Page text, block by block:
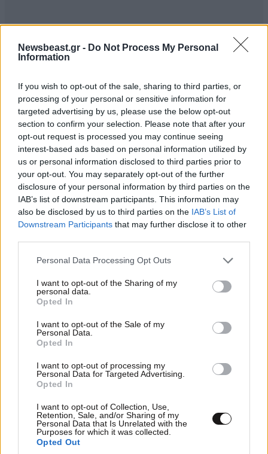
Newsbeast.gr - Do Not Process My Personal
Information
If you wish to opt-out of the sale, sharing to third parties, or
processing of your personal or sensitive information for
targeted advertising by us, please use the below opt-out
section to confirm your selection. Please note that after your
opt-out request is processed you may continue seeing
interest-based ads based on personal information utilized by
us or personal information disclosed to third parties prior to
your opt-out. You may separately opt-out of the further
disclosure of your personal information by third parties on the
IAB’s list of downstream participants. This information may
also be disclosed by us to third parties on the IAB’s List of
Downstream Participants that may further disclose it to other
Please note that this website/app uses one or more Google
not limited to your visit or usage behaviour. You may click to
grant or deny consent to Google and its third-party tags to
use your data for below specified purposes in below Google
consent section.
Personal Data Processing Opt Outs
I want to opt-out of the Sharing of my
personal data.
Opted In
I want to opt-out of the Sale of my
Personal Data.
Opted In
I want to opt-out of processing my
Personal Data for Targeted Advertising.
Opted In
I want to opt-out of Collection, Use,
Retention, Sale, and/or Sharing of my
Personal Data that Is Unrelated with the
Purposes for which it was collected.
Opted Out
ΚΟΣΜΟΣ06·08·2026 22:16
στη Ρωσία για τα Ποινικά Δικαστήρια –
Ανάμεσά τους και η Ελλάδα